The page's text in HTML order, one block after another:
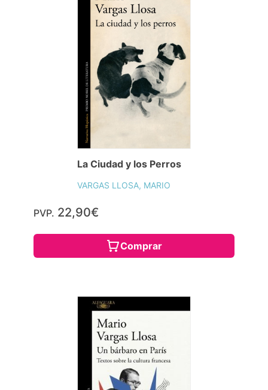
La Ciudad y los Perros
VARGAS LLOSA, MARIO
PVP. 22,90€
Comprar